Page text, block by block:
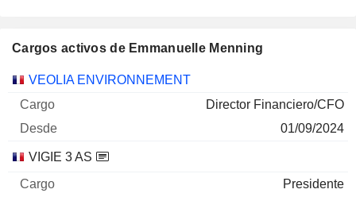
Cargos activos de Emmanuelle Menning
Empresas Cargo Inicio
VEOLIA ENVIRONNEMENT
Director Financiero/CFO
01/09/2024
VIGIE 3 AS
Presidente